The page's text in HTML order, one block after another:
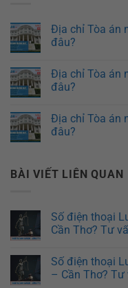
Địa chỉ Tòa án
đâu?
Địa chỉ Tòa án
đâu?
Địa chỉ Tòa án
đâu?
BÀI VIẾT LIÊN QUAN
Số điện thoại
Cần Thơ? Tư
Số điện thoại
– Cần Thơ?